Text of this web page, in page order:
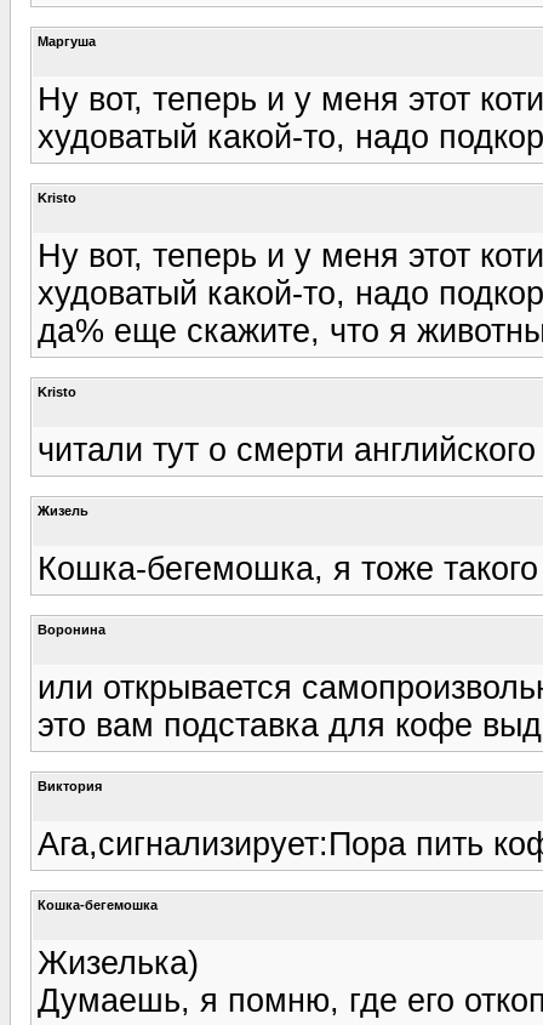
Маргуша
Ну вот, теперь и у меня этот
худоватый какой-то, надо
Kristo
Ну вот, теперь и у меня этот
худоватый какой-то, надо
да% еще скажите, что я
Kristo
читали тут о смерти
Жизель
Кошка-бегемошка, я тоже
Воронина
или открывается
это вам подставка для кофе
Виктория
Ага,сигнализирует:Пора пить
Кошка-бегемошка
Жизелька)
Думаешь, я помню, где его